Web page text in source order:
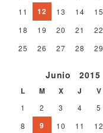
11
12 13 14 15
18
19 20 21 22
25
26 27 28 29
Junio 2015
L M X J V
1 2 3 4 5
8
9 10 11 12